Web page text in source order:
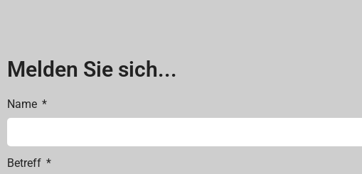
Melden Sie sich...
Name
Betreff